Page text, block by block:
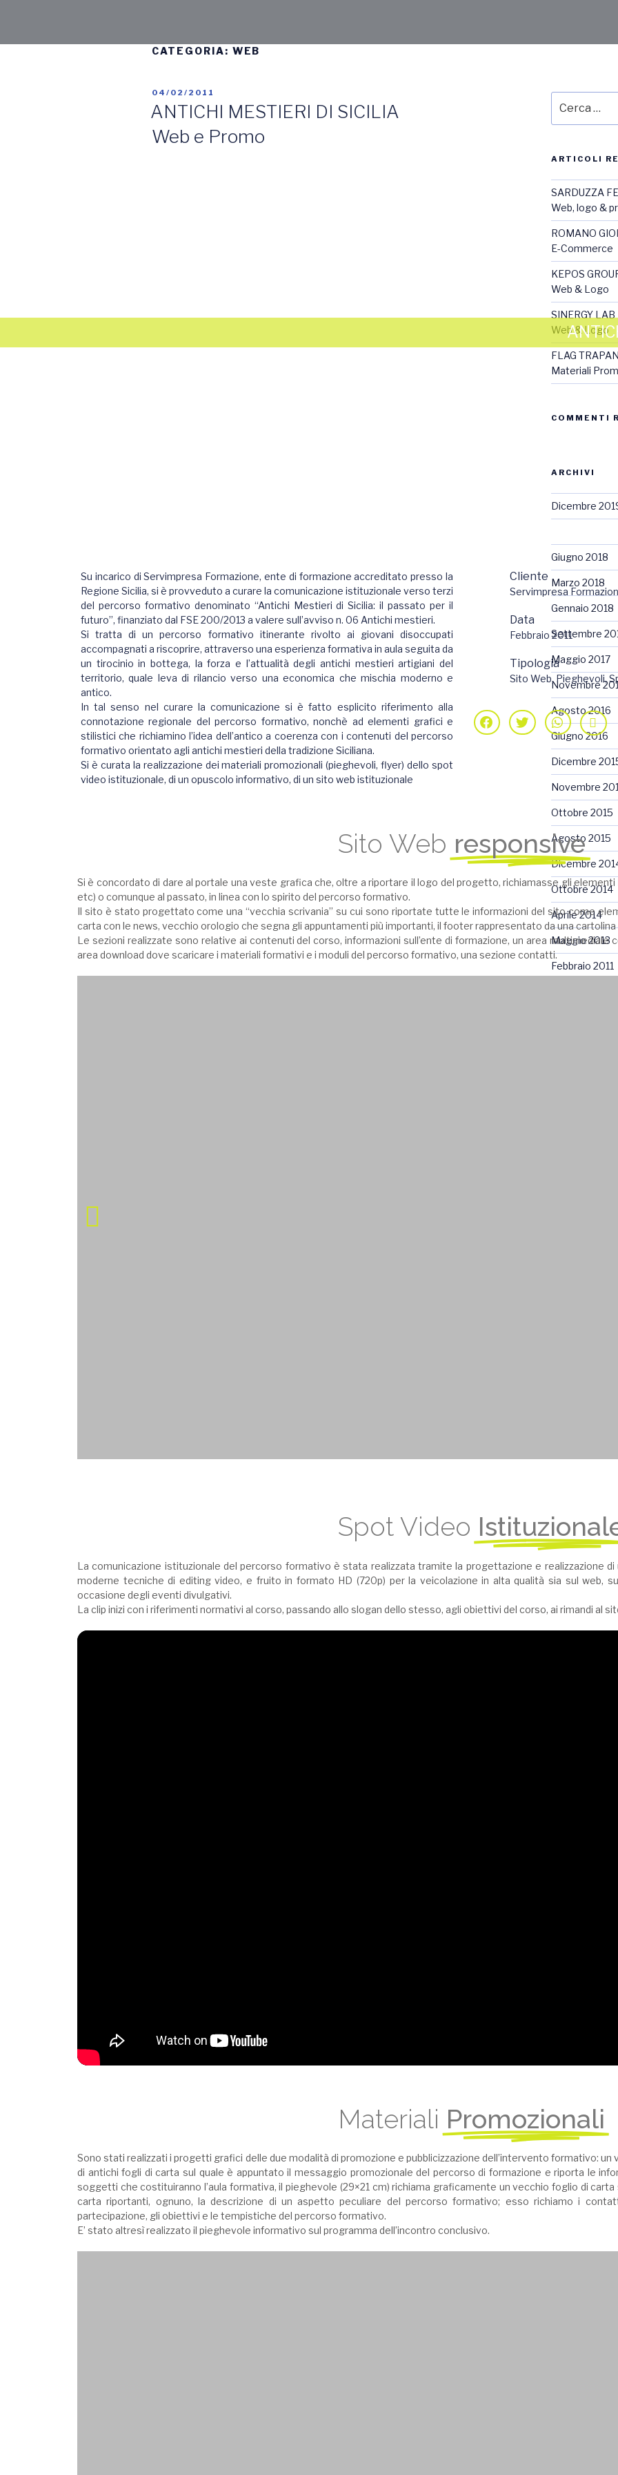
CATEGORIA: WEB
04/02/2011
ANTICHI MESTIERI DI SICILIA
Web e Promo
Su incarico di Servimpresa Formazione, ente di formazione accreditato presso la
Regione Sicilia, si è provveduto a curare la comunicazione istituzionale verso terzi
del percorso formativo denominato “Antichi Mestieri di Sicilia: il passato per il
futuro”, finanziato dal FSE 200/2013 a valere sull’avviso n. 06 Antichi mestieri.
Si tratta di un percorso formativo itinerante rivolto ai giovani disoccupati
accompagnati a riscoprire, attraverso una esperienza formativa in aula seguita da
un tirocinio in bottega, la forza e l’attualità degli antichi mestieri artigiani del
territorio, quale leva di rilancio verso una economica che mischia moderno e
antico.
In tal senso nel curare la comunicazione si è fatto esplicito riferimento alla
connotazione regionale del percorso formativo, nonchè ad elementi grafici e
stilistici che richiamino l’idea dell’antico a coerenza con i contenuti del percorso
formativo orientato agli antichi mestieri della tradizione Siciliana.
Si è curata la realizzazione dei materiali promozionali (pieghevoli, flyer) dello spot
video istituzionale, di un opuscolo informativo, di un sito web istituzionale
Cliente
Servimpresa
Data
Febbraio 2011
Tipologia
Sito Web, Pieghevoli,
Sito Web responsive
Si è concordato di dare al portale una veste grafica che, oltre a riportare il logo del progetto, richiamasse gli
etc) o comunque al passato, in linea con lo spirito del percorso formativo.
Il sito è stato progettato come una “vecchia scrivania” su cui sono riportate tutte le informazioni del sito come
carta con le news, vecchio orologio che segna gli appuntamenti più importanti, il footer rappresentato da una
Le sezioni realizzate sono relative ai contenuti del corso, informazioni sull’ente di formazione, un area
area download dove scaricare i materiali formativi e i moduli del percorso formativo, una sezione contatti.
Spot Video
La comunicazione istituzionale del percorso formativo è stata realizzata tramite la progettazione e realizzazione
moderne tecniche di editing video, e fruito in formato HD (720p) per la veicolazione in alta qualità sia sul web,
occasione degli eventi divulgativi.
La clip inizi con i riferimenti normativi al corso, passando allo slogan dello stesso, agli obiettivi del corso, ai rimandi al
Materiali Promozionali
Sono stati realizzati i progetti grafici delle due modalità di promozione e pubblicizzazione dell’intervento formativo: un
di antichi fogli di carta sul quale è appuntato il messaggio promozionale del percorso di formazione e riporta le
soggetti che costituiranno l’aula formativa, il pieghevole (29×21 cm) richiama graficamente un vecchio foglio di
carta riportanti, ognuno, la descrizione di un aspetto peculiare del percorso formativo; esso richiamo i
partecipazione, gli obiettivi e le tempistiche del percorso formativo.
E’ stato altresì realizzato il pieghevole informativo sul programma dell’incontro conclusivo.
ARTICOLI
SARDUZZA
Web, logo &
ROMANO
E-Commerce
KEPOS
Web & Logo
SINERGY LAB
Web & Logo
FLAG
Materiali
COMMENTI
ARCHIVI
Dicembre
Giugno 2018
Marzo 2018
Gennaio 2018
Settembre
Maggio 2017
Novembre
Agosto 2016
Giugno 2016
Dicembre
Novembre
Ottobre 2015
Agosto 2015
Dicembre
Ottobre 2014
Aprile 2014
Maggio 2013
Febbraio 2011